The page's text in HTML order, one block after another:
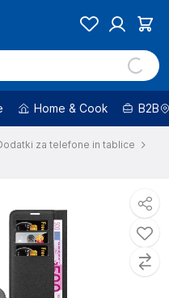
Home & Cook B2B
za telefone in tablice